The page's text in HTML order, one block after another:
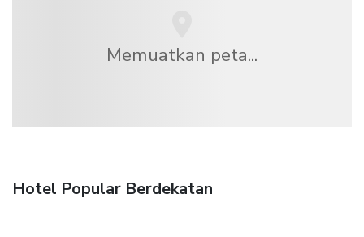
Memuatkan peta...
Hotel Popular Berdekatan